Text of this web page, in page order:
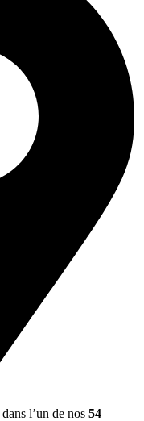
dans l’un de nos 54